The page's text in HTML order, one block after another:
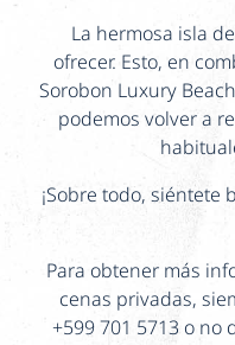
La hermosa isla
ofrecer. Esto, en
Sorobon Luxury
podemos volver a
¡Sobre todo, siéntete
Para obtener más
cenas privadas,
+599 701 5713 o no